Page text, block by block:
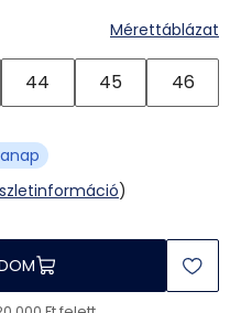
Mérettáblázat
44 45 46
)